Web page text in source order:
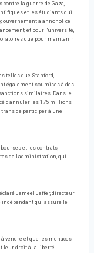
la guerre de Gaza,
et les étudiants qui
a annoncé ce
et pour l'université,
que pour maintenir
telles que Stanford,
également soumises à des
similaires. Dans le
d'annuler les 175 millions
de participer à une
et les contrats,
de l'administration, qui
Jameel Jaffer, directeur
qui assure le
vendre et que les menaces
leur droit à la liberté